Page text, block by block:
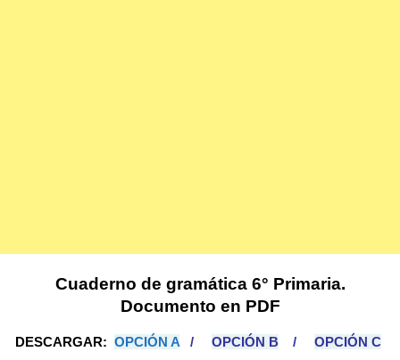
Cuaderno de gramática 6° Primaria.
Documento en PDF
DESCARGAR: OPCIÓN A / OPCIÓN B / OPCIÓN C